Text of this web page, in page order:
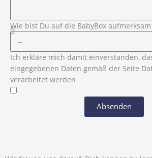
Wie bist Du auf die BabyBox
Ich erkläre mich damit einverstanden,
eingegebenen Daten gemäß der Seite
verarbeitet werden
Absenden